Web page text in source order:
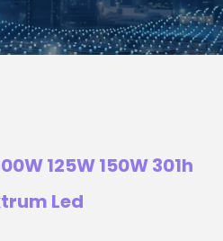
125W 150W 301h
Led